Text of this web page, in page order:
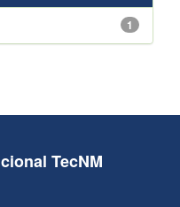
1
TecNM